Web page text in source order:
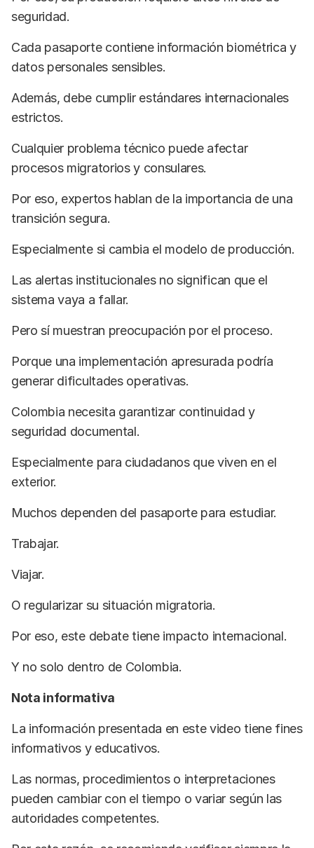
seguridad.
Cada pasaporte contiene información biométrica y
datos personales sensibles.
Además, debe cumplir estándares internacionales
estrictos.
Cualquier problema técnico puede afectar
procesos migratorios y consulares.
Por eso, expertos hablan de la importancia de una
transición segura.
Especialmente si cambia el modelo de producción.
Las alertas institucionales no significan que el
sistema vaya a fallar.
Pero sí muestran preocupación por el proceso.
Porque una implementación apresurada podría
generar dificultades operativas.
Colombia necesita garantizar continuidad y
seguridad documental.
Especialmente para ciudadanos que viven en el
exterior.
Muchos dependen del pasaporte para estudiar.
Trabajar.
Viajar.
O regularizar su situación migratoria.
Por eso, este debate tiene impacto internacional.
Y no solo dentro de Colombia.
Nota informativa
La información presentada en este video tiene fines
informativos y educativos.
Las normas, procedimientos o interpretaciones
pueden cambiar con el tiempo o variar según las
autoridades competentes.